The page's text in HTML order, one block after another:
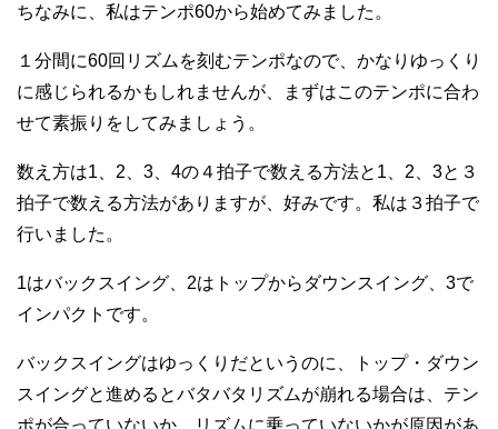
ちなみに、私はテンポ60から始めてみました。
１分間に60回リズムを刻むテンポなので、かなりゆっくり
に感じられるかもしれませんが、まずはこのテンポに合わ
せて素振りをしてみましょう。
数え方は1、2、3、4の４拍子で数える方法と1、2、3と３
拍子で数える方法がありますが、好みです。私は３拍子で
行いました。
1はバックスイング、2はトップからダウンスイング、3で
インパクトです。
バックスイングはゆっくりだというのに、トップ・ダウン
スイングと進めるとバタバタリズムが崩れる場合は、テン